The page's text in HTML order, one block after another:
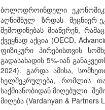
ბოლოდროინდელი
აღნიშნულ ზრდას მეცნიერ-
შემოდინებას მიაწერენ,
ქვეყნად აქცია (OECD,
ფიზიკური პირებისთვის
გადასახადის 5%-იან
2024). გარდა ამისა,
ხელშეკრულება, რომლის
საქმიანობიდან მიღებული
მიღება (Vardanyan & Partners